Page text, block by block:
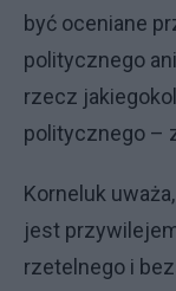
być oceniane
politycznego
rzecz
politycznego –
Korneluk
jest
rzetelnego i